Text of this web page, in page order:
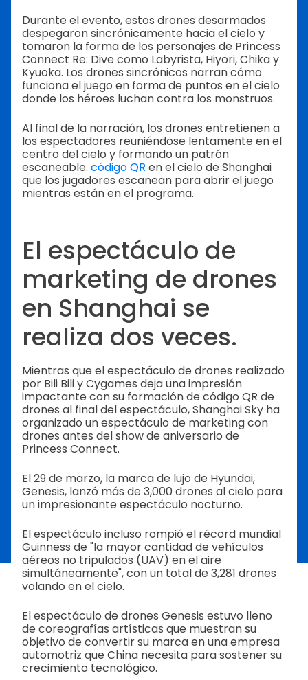
Durante el evento, estos drones desarmados
despegaron sincrónicamente hacia el cielo y
tomaron la forma de los personajes de Princess
Connect Re: Dive como Labyrista, Hiyori, Chika y
Kyuoka. Los drones sincrónicos narran cómo
funciona el juego en forma de puntos en el cielo
donde los héroes luchan contra los monstruos.
Al final de la narración, los drones entretienen a
los espectadores reuniéndose lentamente en el
centro del cielo y formando un patrón
escaneable. código QR en el cielo de Shanghai
que los jugadores escanean para abrir el juego
mientras están en el programa.
El espectáculo de
marketing de drones
en Shanghai se
realiza dos veces.
Mientras que el espectáculo de drones realizado
por Bili Bili y Cygames deja una impresión
impactante con su formación de código QR de
drones al final del espectáculo, Shanghai Sky ha
organizado un espectáculo de marketing con
drones antes del show de aniversario de
Princess Connect.
El 29 de marzo, la marca de lujo de Hyundai,
Genesis, lanzó más de 3,000 drones al cielo para
un impresionante espectáculo nocturno.
El espectáculo incluso rompió el récord mundial
Guinness de "la mayor cantidad de vehículos
aéreos no tripulados (UAV) en el aire
simultáneamente", con un total de 3,281 drones
volando en el cielo.
El espectáculo de drones Genesis estuvo lleno
de coreografías artísticas que muestran su
objetivo de convertir su marca en una empresa
automotriz que China necesita para sostener su
crecimiento tecnológico.